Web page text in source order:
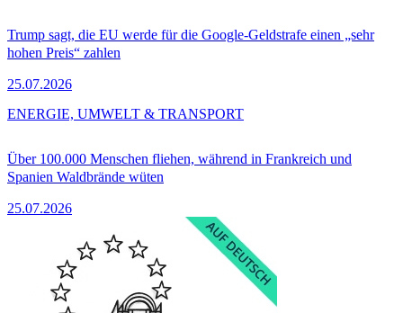
Trump sagt, die EU werde für die Google-Geldstrafe einen „sehr
hohen Preis“ zahlen
25.07.2026
Über 100.000 Menschen fliehen, während in Frankreich und
Spanien Waldbrände wüten
25.07.2026
ENERGIE, UMWELT & TRANSPORT